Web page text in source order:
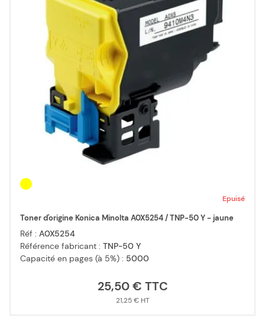
Epuisé
Toner d'origine Konica Minolta A0X5254 / TNP-50 Y - jaune
Réf : A0X5254
Référence fabricant : TNP-50 Y
Capacité en pages (à 5%) : 5000
25,50 €
21,25 €